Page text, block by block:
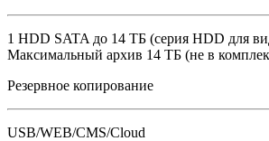
1 HDD SATA до 14 ТБ (серия HDD для
Максимальный архив 14 ТБ (не в
Резервное копирование
USB/WEB/CMS/Cloud